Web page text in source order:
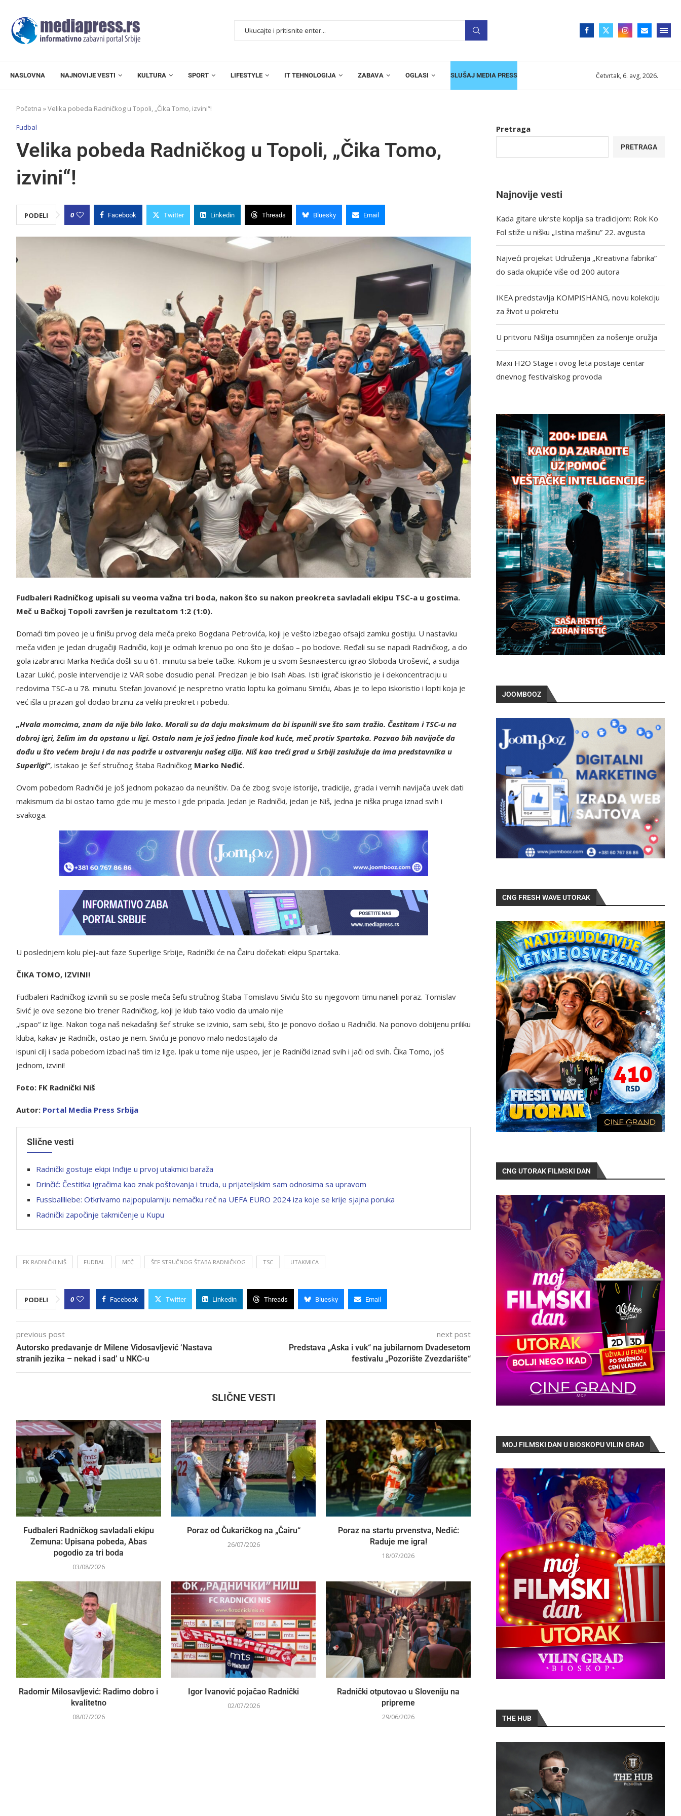
NASLOVNA NAJNOVIJE VESTI KULTURA SPORT LIFESTYLE IT TEHNOLOGIJA ZABAVA OGLASI SLUŠAJ MEDIA PRESS Četvrtak, 6. avg, 2026.
Početna »Velika pobeda Radničkog u Topoli, „Čika Tomo, izvini“!
Fudbal
Velika pobeda Radničkog u Topoli, „Čika Tomo,
izvini“!
PODELI 0 Facebook Twitter Linkedin Threads Bluesky Email
Fudbaleri Radničkog upisali su veoma važna tri boda, nakon što su nakon preokreta savladali ekipu TSC-a u gostima.
Meč u Bačkoj Topoli završen je rezultatom 1:2 (1:0).
Domaći tim poveo je u finišu prvog dela meča preko Bogdana Petrovića, koji je vešto izbegao ofsajd zamku gostiju. U nastavku
meča viđen je jedan drugačiji Radnički, koji je odmah krenuo po ono što je došao – po bodove. Ređali su se napadi Radničkog, a do
gola izabranici Marka Neđića došli su u 61. minutu sa bele tačke. Rukom je u svom šesnaestercu igrao Sloboda Urošević, a sudija
Lazar Lukić, posle intervencije iz VAR sobe dosudio penal. Precizan je bio Isah Abas. Isti igrač iskoristio je i dekoncentraciju u
redovima TSC-a u 78. minutu. Stefan Jovanović je nespretno vratio loptu ka golmanu Simiću, Abas je to lepo iskoristio i lopti koja je
već išla u prazan gol dodao brzinu za veliki preokret i pobedu.
„Hvala momcima, znam da nije bilo lako. Morali su da daju maksimum da bi ispunili sve što sam tražio. Čestitam i TSC-u na
dobroj igri, želim im da opstanu u ligi. Ostalo nam je još jedno finale kod kuće, meč protiv Spartaka. Pozvao bih navijače da
dođu u što većem broju i da nas podrže u ostvarenju našeg cilja. Niš kao treći grad u Srbiji zaslužuje da ima predstavnika u
Superligi“, istakao je šef stručnog štaba Radničkog Marko Neđić.
Ovom pobedom Radnički je još jednom pokazao da neuništiv. Da će zbog svoje istorije, tradicije, grada i vernih navijača uvek dati
makismum da bi ostao tamo gde mu je mesto i gde pripada. Jedan je Radnički, jedan je Niš, jedna je niška pruga iznad svih i
svakoga.
U poslednjem kolu plej-aut faze Superlige Srbije, Radnički će na Čairu dočekati ekipu Spartaka.
ČIKA TOMO, IZVINI!
Fudbaleri Radničkog izvinili su se posle meča šefu stručnog štaba Tomislavu Siviću što su njegovom timu naneli poraz. Tomislav
Sivić je ove sezone bio trener Radničkog, koji je klub tako vodio da umalo nije
„ispao“ iz lige. Nakon toga naš nekadašnji šef struke se izvinio, sam sebi, što je ponovo došao u Radnički. Na ponovo dobijenu priliku
kluba, kakav je Radnički, ostao je nem. Siviću je ponovo malo nedostajalo da
ispuni cilj i sada pobedom izbaci naš tim iz lige. Ipak u tome nije uspeo, jer je Radnički iznad svih i jači od svih. Čika Tomo, još
jednom, izvini!
Foto: FK Radnički Niš
Autor: Portal Media Press Srbija
Slične vesti
Radnički gostuje ekipi Inđije u prvoj utakmici baraža
Drinčić: Čestitka igračima kao znak poštovanja i truda, u prijateljskim sam odnosima sa upravom
Fussballliebe: Otkrivamo najpopularniju nemačku reč na UEFA EURO 2024 iza koje se krije sjajna poruka
Radnički započinje takmičenje u Kupu
FK RADNIČKI NIŠ FUDBAL MEČ ŠEF STRUČNOG ŠTABA RADNIČKOG TSC UTAKMICA
PODELI 0 Facebook Twitter Linkedin Threads Bluesky Email
previous post
Autorsko predavanje dr Milene Vidosavljević ‘Nastava
stranih jezika – nekad i sad’ u NKC-u
next post
Predstava „Aska i vuk“ na jubilarnom Dvadesetom
festivalu „Pozorište Zvezdarište“
SLIČNE VESTI
Fudbaleri Radničkog savladali ekipu
Zemuna: Upisana pobeda, Abas
pogodio za tri boda
03/08/2026
Poraz od Čukaričkog na „Čairu“
26/07/2026
Poraz na startu prvenstva, Neđić:
Raduje me igra!
18/07/2026
Radomir Milosavljević: Radimo dobro i
kvalitetno
08/07/2026
Igor Ivanović pojačao Radnički
02/07/2026
Radnički otputovao u Sloveniju na
pripreme
29/06/2026
Pretraga
PRETRAGA
Najnovije vesti
Kada gitare ukrste koplja sa tradicijom: Rok Ko
Fol stiže u nišku „Istina mašinu” 22. avgusta
Najveći projekat Udruženja „Kreativna fabrika”
do sada okupiće više od 200 autora
IKEA predstavlja KOMPISHÄNG, novu kolekciju
za život u pokretu
U pritvoru Nišlija osumnjičen za nošenje oružja
Maxi H2O Stage i ovog leta postaje centar
dnevnog festivalskog provoda
JOOMBOOZ
CNG FRESH WAVE UTORAK
CNG UTORAK FILMSKI DAN
MOJ FILMSKI DAN U BIOSKOPU VILIN GRAD
THE HUB